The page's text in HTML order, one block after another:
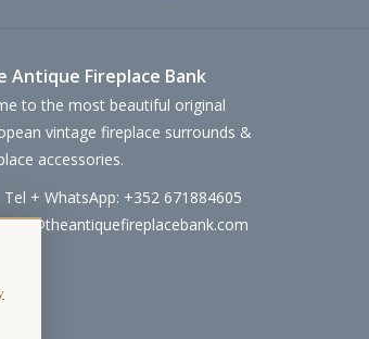
Antique Fireplace Bank
to the most beautiful original
vintage fireplace surrounds &
accessories.
Tel + WhatsApp: +352 671884605
info@theantiquefireplacebank.com